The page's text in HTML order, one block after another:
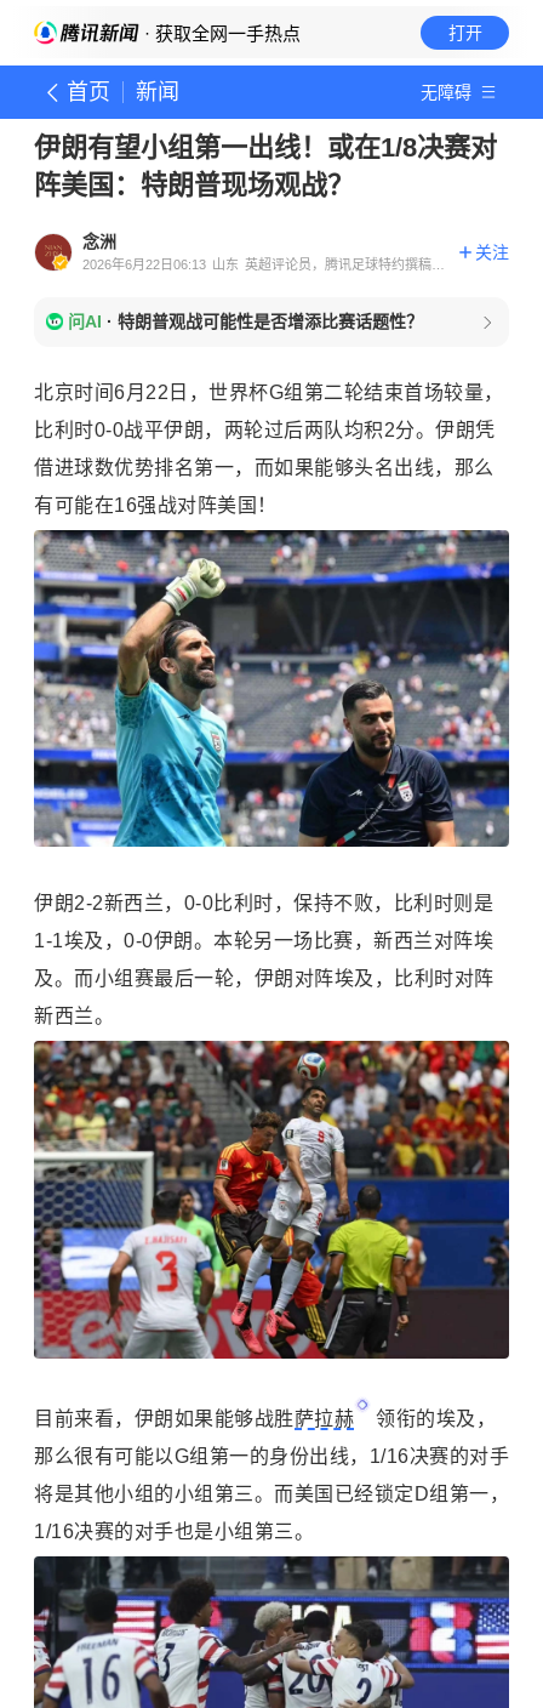
· 获取全网一手热点 打开
首页 新闻 无障碍
伊朗有望小组第一出线！或在1/8决赛对
阵美国：特朗普现场观战？
念洲
2026年6月22日06:13 山东 英超评论员，腾讯足球特约撰稿人
关注
问AI · 特朗普观战可能性是否增添比赛话题性？
北京时间6月22日，世界杯G组第二轮结束首场较量，
比利时0-0战平伊朗，两轮过后两队均积2分。伊朗凭
借进球数优势排名第一，而如果能够头名出线，那么
有可能在16强战对阵美国！
伊朗2-2新西兰，0-0比利时，保持不败，比利时则是
1-1埃及，0-0伊朗。本轮另一场比赛，新西兰对阵埃
及。而小组赛最后一轮，伊朗对阵埃及，比利时对阵
新西兰。
目前来看，伊朗如果能够战胜萨拉赫
领衔的埃及，
那么很有可能以G组第一的身份出线，1/16决赛的对手
将是其他小组的小组第三。而美国已经锁定D组第一，
1/16决赛的对手也是小组第三。